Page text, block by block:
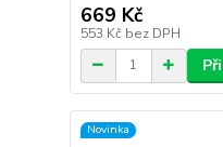
669 Kč
553 Kč bez DPH
Novinka